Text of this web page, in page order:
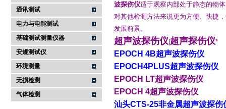
通讯测试
电力与电能测试
基础测试测量仪器
安规测试仪
环境测量
无损检测
气体检测
波探伤仪适于观察内部处于静态的物
对其他检测方法来说更为方便、快捷
发展前景。
超声波探伤仪 超声探伤仪*
EPOCH 4B超声波探伤仪
EPOCH4PLUS超声波探伤仪
EPOCH LT超声波探伤仪
EPOCH 4超声波探伤仪
汕头CTS-25非金属超声波探伤